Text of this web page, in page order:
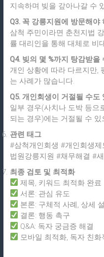
지속하며 빚을 갚아나갈 수
Q3. 꼭 강릉지원에 방문해야
삼척 주민이라면 춘천지법
률 대리인을 통해 대체로 비
Q4. 빚의 몇 %까지 탕감받을
개인 상황에 따라 다르지만,
는 사례가 많습니다.
Q5. 개인회생이 거절될 수도
일부 경우(사치나 도박 등으
되는 경우)에는 거절될 수 있
관련 태그
#삼척개인회생 #개인회생
법원강릉지원 #채무해결 #
최종 검토 및 최적화
제목, 키워드 최적화 완료
서론: 관심 유도
본론: 구체적 사례, 상세
결론: 행동 촉구
Q&A: 독자 궁금증 해결
모바일 최적화, 독자 친화